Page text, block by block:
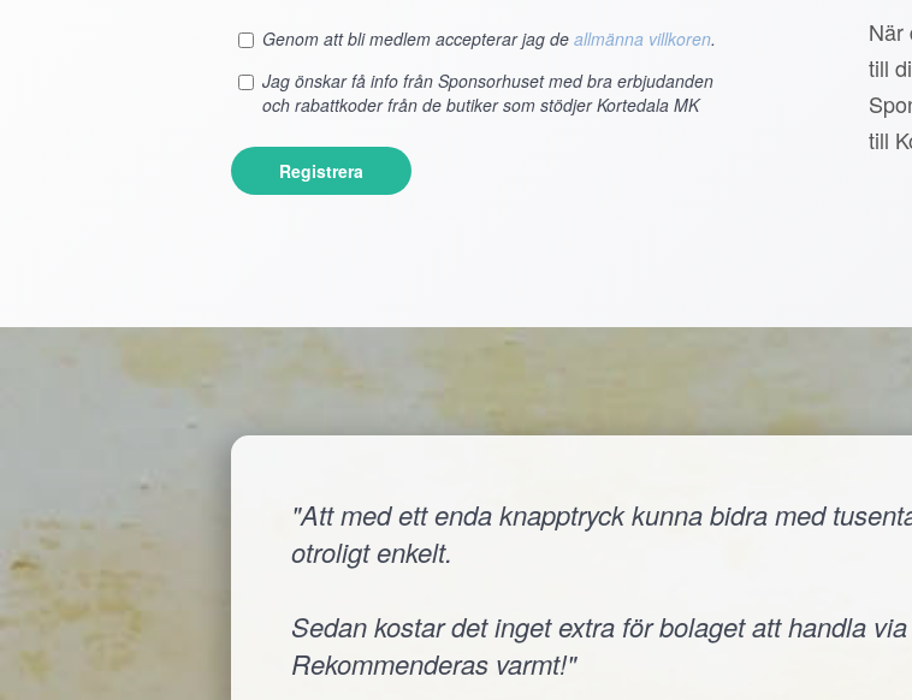
Genom att bli medlem accepterar jag de allmänna villkoren.
Jag önskar få info från Sponsorhuset med bra erbjudanden
och rabattkoder från de butiker som stödjer Kortedala MK
Registrera
När
till
till
"Att med ett enda knapptryck kunna bidra med
otroligt enkelt.
Sedan kostar det inget extra för bolaget att handla
Rekommenderas varmt!"